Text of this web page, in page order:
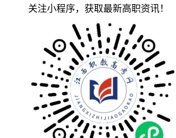
关注小程序，获取最新高职资讯！